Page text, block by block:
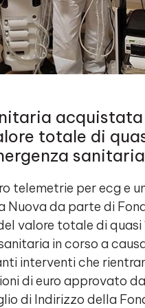
acquistata
totale di
telemetrie per ecg e
Nuova da parte di
valore totale di quasi
in corso a
interventi che
di euro approvato
di Indirizzo della